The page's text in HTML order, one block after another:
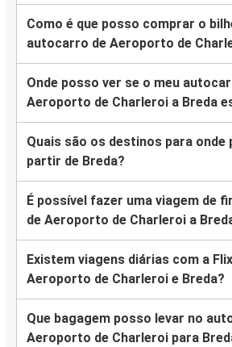
Como é que posso comprar o
autocarro de Aeroporto de
Onde posso ver se o meu
Aeroporto de Charleroi a Breda
Quais são os destinos para onde
partir de Breda?
É possível fazer uma viagem de
de Aeroporto de Charleroi a
Existem viagens diárias com a
Aeroporto de Charleroi e Breda?
Que bagagem posso levar no
Aeroporto de Charleroi para